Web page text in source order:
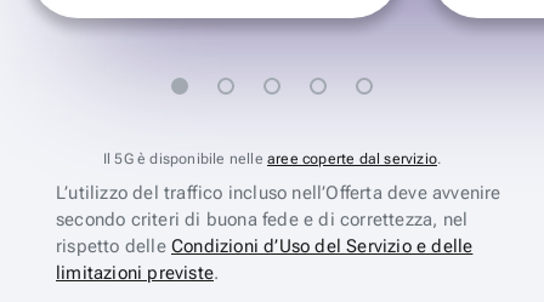
Il 5G è disponibile nelle aree coperte dal servizio.
L’utilizzo del traffico incluso nell’Offerta deve avvenire
secondo criteri di buona fede e di correttezza, nel
rispetto delle Condizioni d’Uso del Servizio e delle
limitazioni previste.